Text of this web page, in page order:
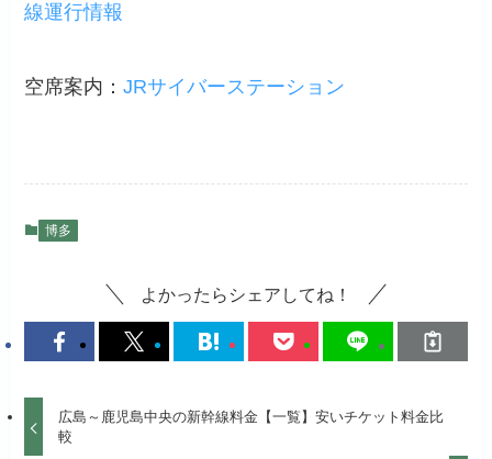
線運行情報
空席案内：JRサイバーステーション
博多
よかったらシェアしてね！
広島～鹿児島中央の新幹線料金【一覧】安いチケット料金比
較